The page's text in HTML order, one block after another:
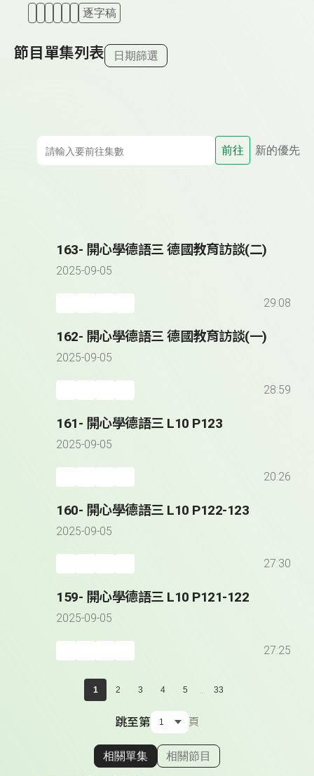
逐字稿
節目單集列表 日期篩選
前往 新的優先
163- 開心學德語三 德國教育訪談(二)
2025-09-05
29:08
162- 開心學德語三 德國教育訪談(一)
2025-09-05
28:59
161- 開心學德語三 L10 P123
2025-09-05
20:26
160- 開心學德語三 L10 P122-123
2025-09-05
27:30
159- 開心學德語三 L10 P121-122
2025-09-05
27:25
1 2 3 4 5 ... 33
跳至第 頁
顯示相關單集
相關單集 相關節目